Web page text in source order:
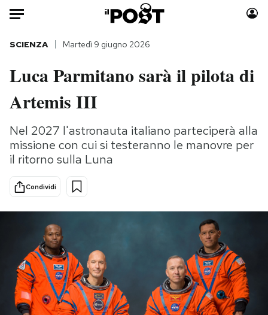
Auto
HOME
Italia
Politica
Tecnologia
Scienza
Sport
Consumismi
Storie/Idee
Mondiali calcio 2026
PODCAST
SCIENZA Martedì 9 giugno 2026
Luca Parmitano sarà il pilota di
Artemis III
Nel 2027 l'astronauta italiano parteciperà alla
missione con cui si testeranno le manovre per
il ritorno sulla Luna
Condividi